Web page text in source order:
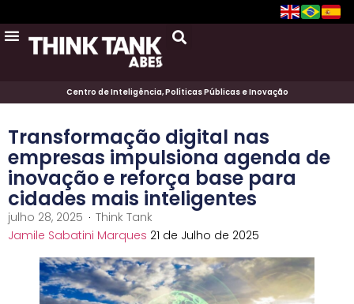
Centro de Inteligência, Políticas Públicas e Inovação
Transformação digital nas
empresas impulsiona agenda de
inovação e reforça base para
cidades mais inteligentes
julho 28, 2025
Think Tank
Jamile Sabatini Marques 21 de Julho de 2025